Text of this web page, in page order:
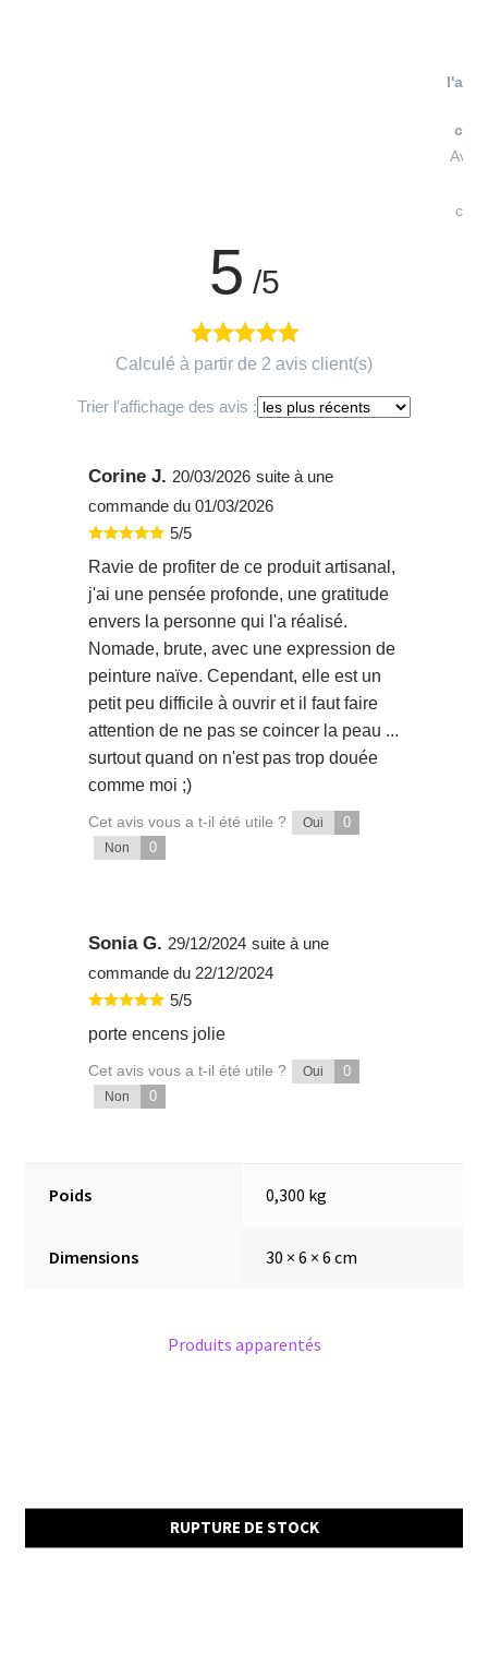
Avis
5 /5
Calculé à partir de 2 avis client(s)
Trier l'affichage des avis :
Corine J. 20/03/2026 suite à une
commande du 01/03/2026
5/5
Ravie de profiter de ce produit artisanal,
j'ai une pensée profonde, une gratitude
envers la personne qui l'a réalisé.
Nomade, brute, avec une expression de
peinture naïve. Cependant, elle est un
petit peu difficile à ouvrir et il faut faire
attention de ne pas se coincer la peau ...
surtout quand on n'est pas trop douée
comme moi ;)
Cet avis vous a t-il été utile ? Oui 0
Non 0
Sonia G. 29/12/2024 suite à une
commande du 22/12/2024
5/5
porte encens jolie
Cet avis vous a t-il été utile ? Oui 0
Non 0
Poids 0,300 kg
Dimensions 30 × 6 × 6 cm
Produits apparentés
RUPTURE DE STOCK